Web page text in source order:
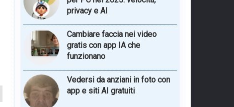
privacy e AI
Cambiare faccia nei video
gratis con app IA che
funzionano
Vedersi da anziani in foto con
app e siti AI gratuiti